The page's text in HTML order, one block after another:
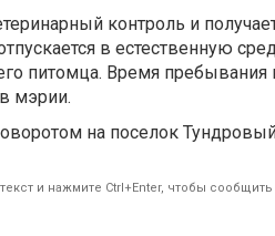
контроль и
в естественную
питомца. Время
мэрии.
на поселок
и нажмите Ctrl+Enter, чтобы